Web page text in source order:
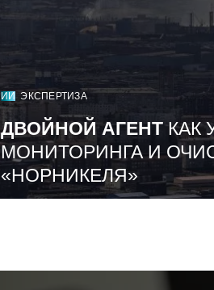
ИИ ЭКСПЕРТИЗА
ДВОЙНОЙ АГЕНТКАК
МОНИТОРИНГА И
«НОРНИКЕЛЯ»